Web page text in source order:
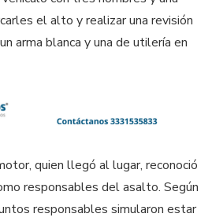
el alto y realizar una revisión
arma blanca y una de utilería en
quien llegó al lugar, reconoció
responsables del asalto. Según
responsables simularon estar